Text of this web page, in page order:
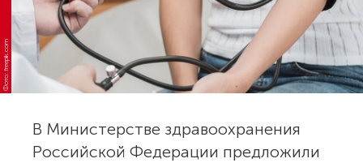
Фото: freepik.com
В Министерстве здравоохранения
Российской Федерации предложили